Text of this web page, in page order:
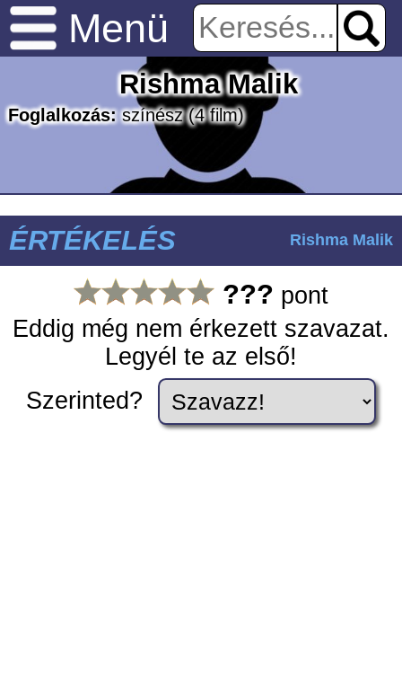
Menü
Rishma Malik
Foglalkozás:színész(4 film)
ÉRTÉKELÉS Rishma Malik
??? pont
Eddig még nem érkezett szavazat.
Legyél te az első!
Szerinted?